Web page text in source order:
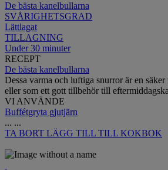
De bästa kanelbullarna
SVÅRIGHETSGRAD
Lättlagat
TILLAGNING
Under 30 minuter
RECEPT
De bästa kanelbullarna
Dessa varma och luftiga snurror är en
eller som ett gott tillbehör till
VI ANVÄNDE
Buffétgryta gjutjärn
... ...
TA BORT LÄGG TILL TILL KOKBOK